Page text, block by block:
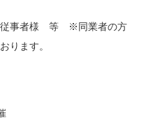
従事者様 等 ※同業者の方
ります。